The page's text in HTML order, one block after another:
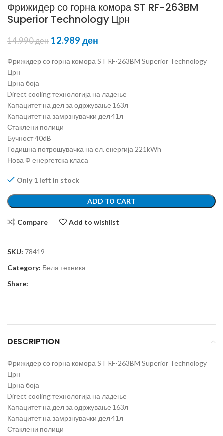
Фрижидер со горна комора ST RF-263BM
Superior Technology Црн
14.990ден 12.989 ден
Фрижидер со горна комора ST RF-263BM Superior Technology
Црн
Црна боја
Direct cooling технологија на ладење
Капацитет на дел за одржување 163л
Капацитет на замрзнувачки дел 41л
Стаклени полици
Бучност 40dB
Годишна потрошувачка на ел. енергија 221kWh
Нова Ф енергетска класа
Only 1 left in stock
ADD TO CART
Compare Add to wishlist
SKU: 78419
Category: Бела техника
Share:
DESCRIPTION
Фрижидер со горна комора ST RF-263BM Superior Technology
Црн
Црна боја
Direct cooling технологија на ладење
Капацитет на дел за одржување 163л
Капацитет на замрзнувачки дел 41л
Стаклени полици